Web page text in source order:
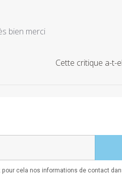
bien merci
Cette critique a-t-
cela nos informations de contact